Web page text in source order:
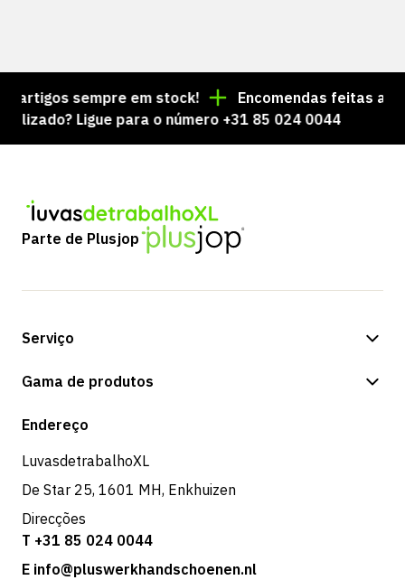
sempre em stock!
Encomendas feitas até às
Ligue para o número +31 85 024 0044
Parte de Plusjop
Serviço
Opções de pagamento
Devoluções e serviço
Gama de produtos
Loja
Endereço
LuvasdetrabalhoXL
De Star 25, 1601 MH, Enkhuizen
Direcções
T +31 85 024 0044
E info@pluswerkhandschoenen.nl